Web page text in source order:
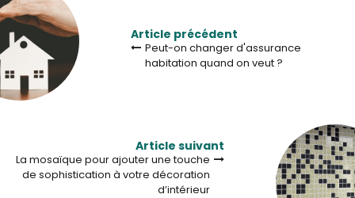
Article précédent
Peut-on changer d'assurance
habitation quand on veut ?
Article suivant
La mosaïque pour ajouter une touche
de sophistication à votre décoration
d’intérieur